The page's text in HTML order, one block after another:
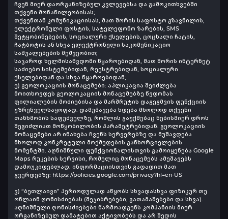
ჩვენ მიერ დაორგანიზებულ კვლევებსა და გამოკითხვებში
თქვენი მონაწილეობისას;
თქვენთან კომუნიკაციისას, მათ შორის საფოსტო გზავნილის,
ელექტრონული ფოსტის, სატელეფონო ზარების, SMS
შეტყობინებების, სოციალური ქსელების, ცოცხალი ჩატის,
ჩატბოტის ან სხვა ელექტრონული საკომუნიკაციო
საშუალებების მეშვეობით;
საჯაროდ ხელმისაწვდომი წყაროებიდან, მათ შორის ინტერნეტ
საძიებო სისტემებიდან, რეესტრებიდან, სოციალური
ქსელებიდან და სხვა წყაროებიდან;
ე) გეოლოკაციის მონაცემები: აპლიკაცია შეიძლება
მოითხოვდეს გეოლოკაციის მონაცემებზე წვდომას
ფილიალების მოძიებისა და მარშრუტის დაგეგმვის ფუნქციის
უზრუნველსაყოფად. დამუშავება ხდება მხოლოდ თქვენი
თანხმობის საფუძველზე, რომლის გაუქმებაც ნებისმიერ დროს
შეგიძლიათ მოწყობილობის პარამეტრებიდან. გეოლოკაციის
მონაცემები არ ინახება ჩვენს სერვერებზე და მუშავდება
მხოლოდ კონკრეტული მოქმედების განხორციელების
მომენტში. აღნიშნული ფუნქციონალისთვის გამოიყენება Google
Maps რუკების სერვისი, რომელიც მონაცემებს ამუშავებს
დამოუკიდებლად. ინფორმაციისთვის გადადით მათ
გვერდებზე: https://policies.google.com/privacy?hl=en-US
ვ) “ბეთლაივი” პერიოდულად აწყობს სხვადასხვა ფიზიკურ თუ
ონლაინ ღონისძიებას (შეჯიბრებები, გათამაშებები და სხვა).
აღნიშნული ღონისძიებები წარმოადგენს კომპანიის მიერ
ორგანიზებულ დამატებით აქტივობებს და არ შედის